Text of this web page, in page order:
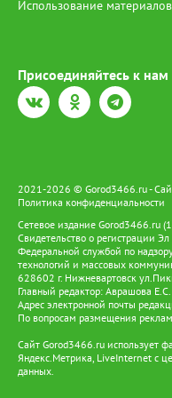
Использование материалов
Присоединяйтесь к нам
2021-2026 © Gorod3466.ru -
Политика конфиденциальности
Сетевое издание Gorod3466.ru
Свидетельство о регистрации
Федеральной службой по
технологий и массовых
628602 г. Нижневартовск
Главный редактор: Аврашова Е.С.
Адрес электронной почты
По вопросам размещения
Сайт Gorod3466.ru использует
Яндекс.Метрика, LiveInternet с
данных.